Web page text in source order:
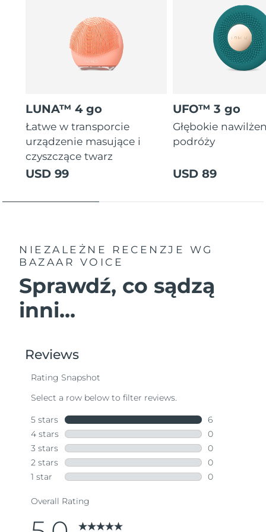
LUNA™ 4 go
Łatwe w transporcie
urządzenie masujące i
czyszczące twarz
USD 99
UFO™ 3 go
Głębokie
podróży
USD 89
NIEZALEŻNE RECENZJE
WG
BAZAAR VOICE
Sprawdź, co sądzą
inni...